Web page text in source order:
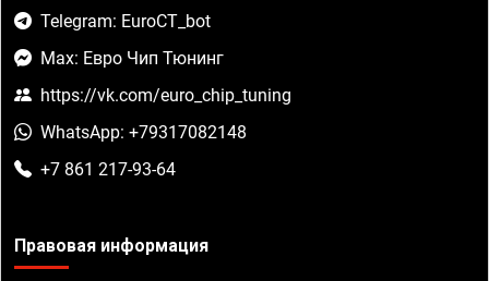
Telegram: EuroCT_bot
Max: Евро Чип Тюнинг
https://vk.com/euro_chip_tuning
WhatsApp: +79317082148
+7 861 217-93-64
Правовая информация